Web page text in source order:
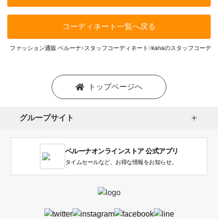
コーディネート一覧へ戻る
ファッション通販 ベルーナ スタッフコーディネート kanaのスタッフコーデ
トップページへ
グループサイト
ベルーナオンラインストア 公式アプリ
タイムセールなど、お得な情報をお知らせ。